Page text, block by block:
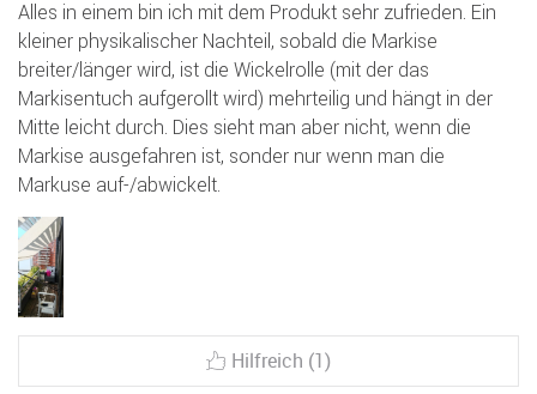
Alles in einem bin ich mit dem Produkt sehr zufrieden. Ein
kleiner physikalischer Nachteil, sobald die Markise
breiter/länger wird, ist die Wickelrolle (mit der das
Markisentuch aufgerollt wird) mehrteilig und hängt in der
Mitte leicht durch. Dies sieht man aber nicht, wenn die
Markise ausgefahren ist, sonder nur wenn man die
Markuse auf-/abwickelt.
Hilfreich (1)